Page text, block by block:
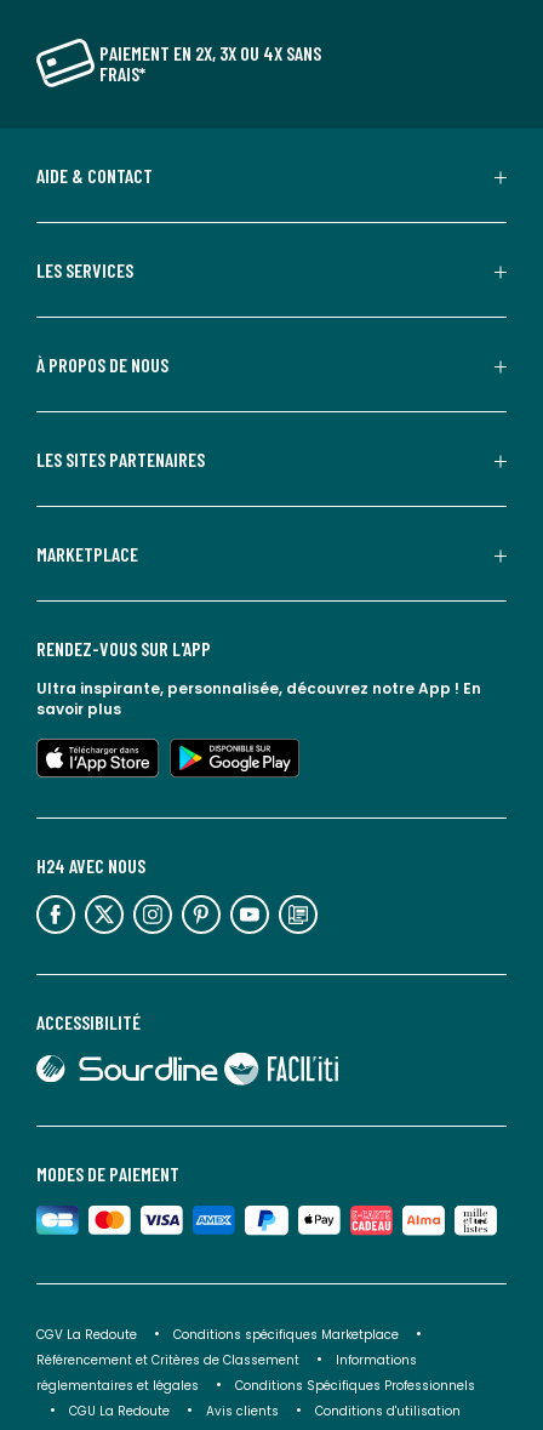
PAIEMENT EN 2X, 3X OU 4X SANS
FRAIS*
AIDE & CONTACT
LES SERVICES
À PROPOS DE NOUS
LES SITES PARTENAIRES
MARKETPLACE
MODES DE PAIEMENT
ACCESSIBILITÉ
lien vers Faciliti
H24 AVEC NOUS
lien vers l'espace réseaux sociaux lien vers l'espace réseaux sociaux lien vers l'espace réseaux sociaux lien vers l'espace réseaux sociaux lien vers l'espace réseaux sociaux lien vers le blog la redoute
RENDEZ-VOUS SUR L'APP
Ultra inspirante, personnalisée, découvrez notre App ! En
savoir plus
lien vers l'app store
lien vers google play
CGV La Redoute
Conditions spécifiques Marketplace
Référencement et Critères de Classement
Informations
réglementaires et légales
Conditions Spécifiques Professionnels
CGU La Redoute
Avis clients
Conditions d'utilisation